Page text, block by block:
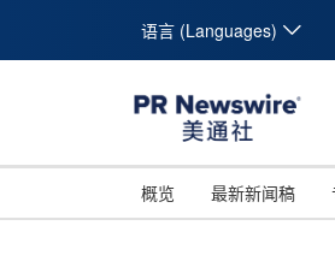
语言 (Languages)
概览 最新新闻稿